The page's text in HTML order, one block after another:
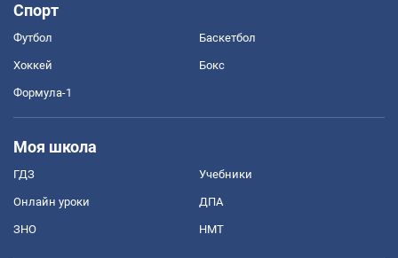
Спорт
Футбол Баскетбол
Хоккей Бокс
Формула-1
Моя школа
ГДЗ Учебники
Онлайн уроки ДПА
ЗНО НМТ